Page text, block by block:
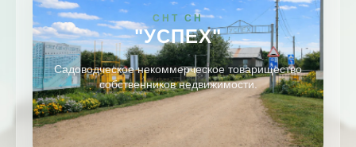
СНТ СН
"УСПЕХ"
Садоводческое некоммерческое товарищество
собственников недвижимости.